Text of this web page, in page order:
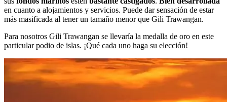
en cuanto a alojamientos y servicios. Puede dar sensación de estar
más masificada al tener un tamaño menor que Gili Trawangan.
Para nosotros Gili Trawangan se llevaría la medalla de oro en este
particular podio de islas. ¡Qué cada uno haga su elección!